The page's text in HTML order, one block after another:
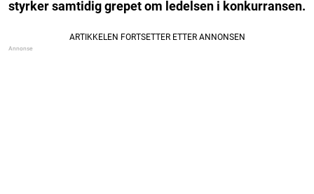
styrker samtidig grepet om ledelsen i konkurransen.